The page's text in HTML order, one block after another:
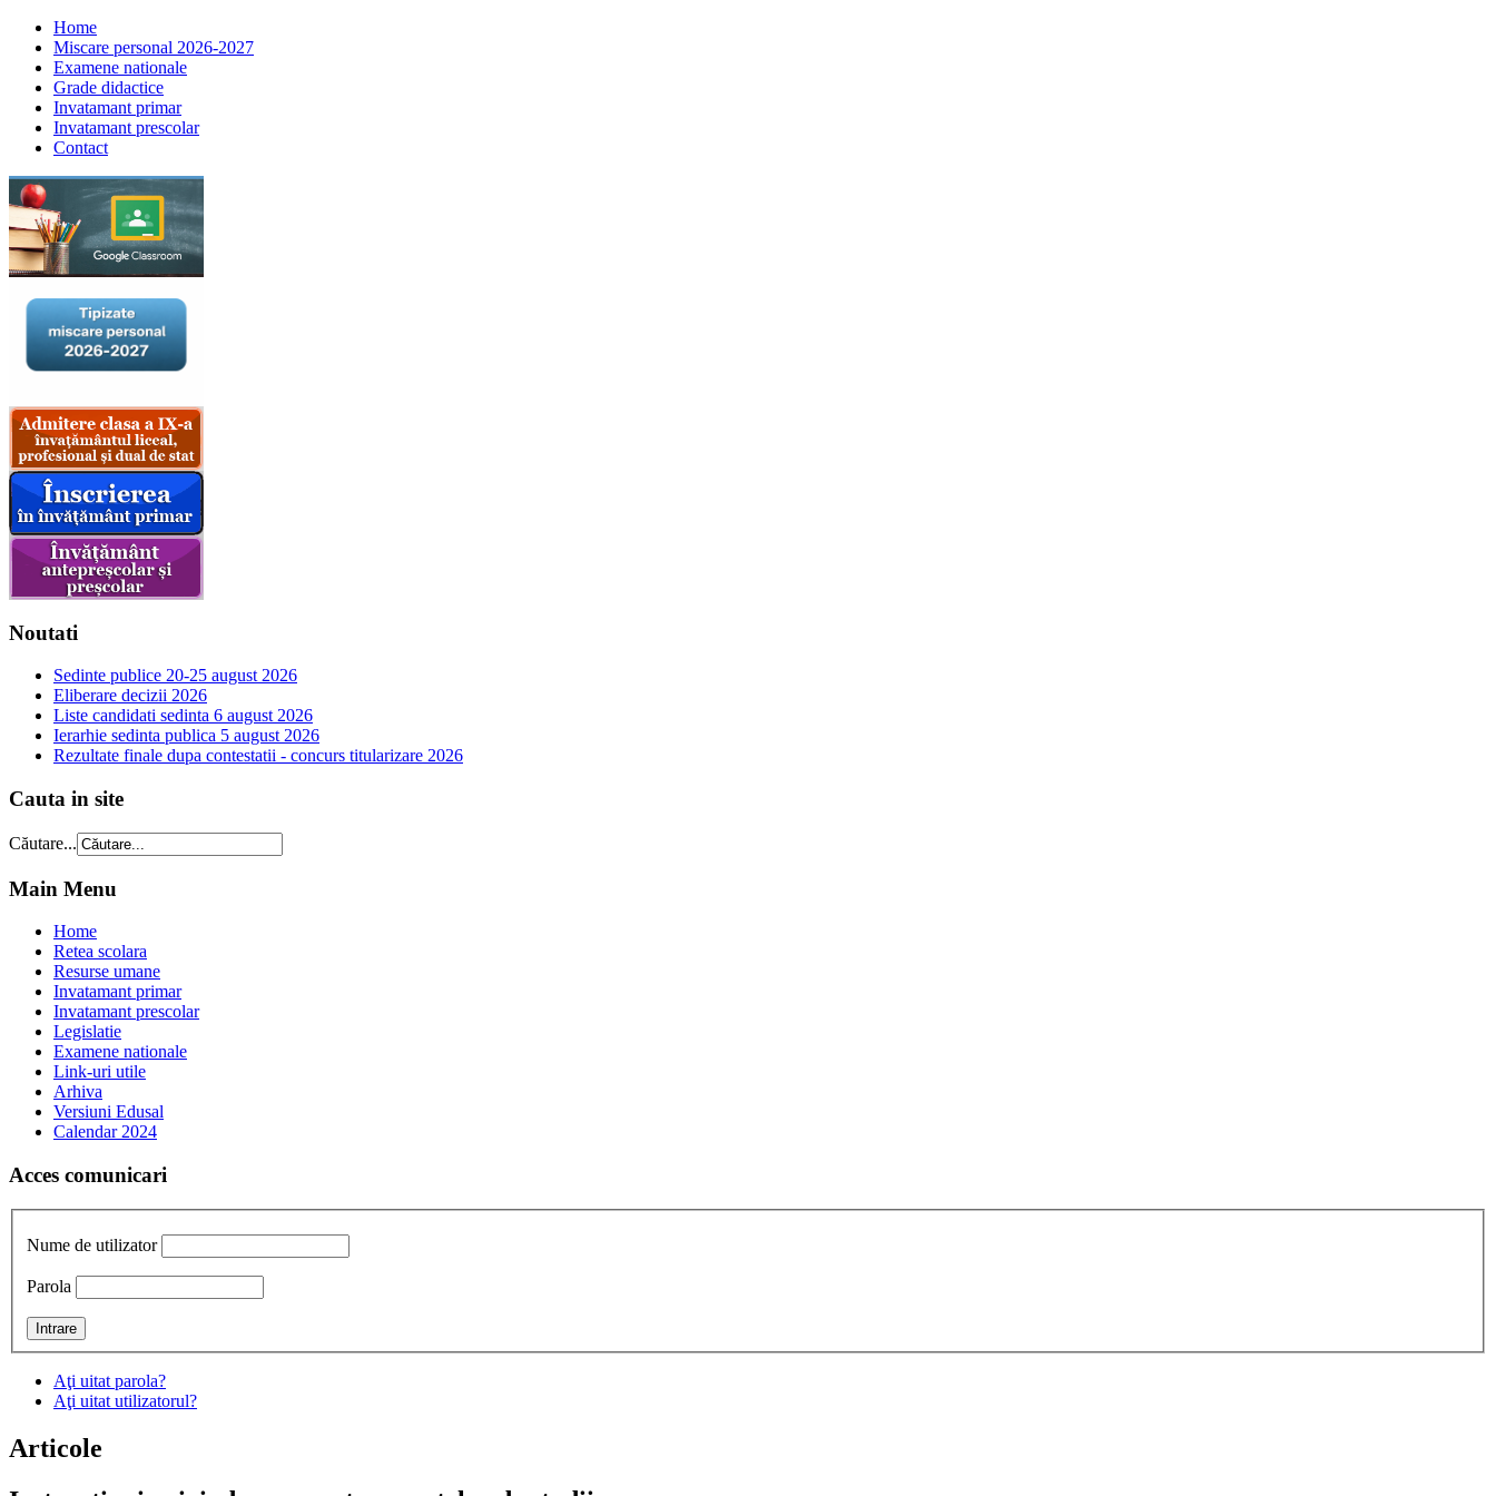
Home
Miscare personal 2026-2027
Examene nationale
Grade didactice
Invatamant primar
Invatamant prescolar
Contact
Noutati
Sedinte publice 20-25 august 2026
Eliberare decizii 2026
Liste candidati sedinta 6 august 2026
Ierarhie sedinta publica 5 august 2026
Rezultate finale dupa contestatii - concurs titularizare 2026
Cauta in site
Căutare...
Main Menu
Home
Retea scolara
Resurse umane
Invatamant primar
Invatamant prescolar
Legislatie
Examene nationale
Link-uri utile
Arhiva
Versiuni Edusal
Calendar 2024
Acces comunicari
Nume de utilizator
Parola
Aţi uitat parola?
Aţi uitat utilizatorul?
Articole